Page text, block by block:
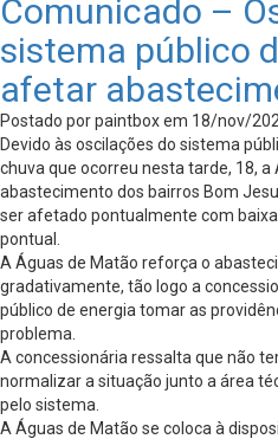
Comunicado –
sistema público
afetar
Postado por paintbox em 18/nov/
Devido às oscilações do sistema
chuva que ocorreu nesta tarde, 18,
abastecimento dos bairros Bom
ser afetado pontualmente com
pontual.
A Águas de Matão reforça o
gradativamente, tão logo a
público de energia tomar as
problema.
A concessionária ressalta que não
normalizar a situação junto a área
pelo sistema.
A Águas de Matão se coloca à